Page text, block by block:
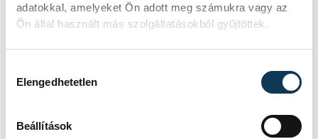
adatokkal, amelyeket Ön adott meg számukra vagy az
Ön által használt más szolgáltatásokból gyűjtöttek.
Elengedhetetlen
Beállítások
Egy furcsa halkonzerv